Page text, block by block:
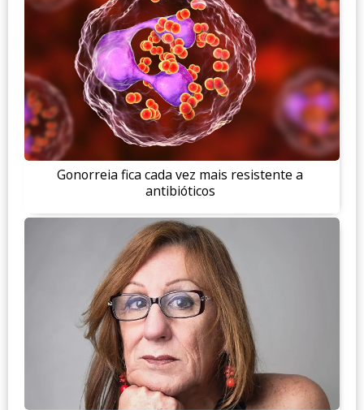
Gonorreia fica cada vez mais resistente a
antibióticos